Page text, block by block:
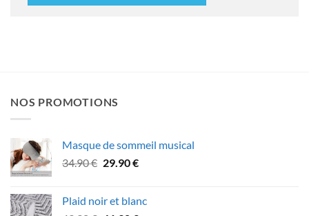
NOS PROMOTIONS
Masque de sommeil musical
34.90€ Le
était :
29.90€Le
est :
Plaid noir et blanc